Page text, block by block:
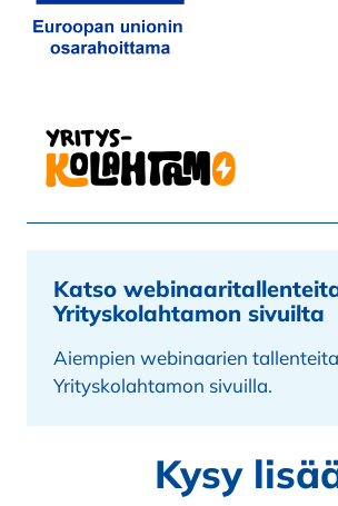
Katso
Yrityskolahtamon sivuilta
Aiempien webinaarien
Yrityskolahtamon sivuilla.
Kysy